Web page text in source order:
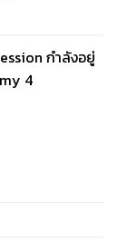
กำลังอยู่
4